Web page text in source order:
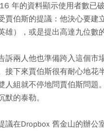
年的資料顯示使用者數已
賈伯斯的提議：他決心要建
雄），或是提出高達九位數
訴兩人他也準備跨入這個市
接下來賈伯斯很有耐心地
人組就不停地問賈伯斯問題
默的泰勒。
議在Dropbox 舊金山的辦公